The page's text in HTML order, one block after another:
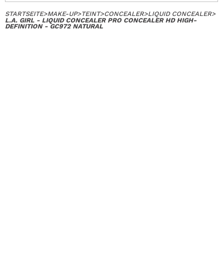
STARTSEITE>MAKE-UP>TEINT>CONCEALER>LIQUID CONCEALER>
L.A. GIRL - LIQUID CONCEALER PRO CONCEALER HD HIGH-
DEFINITION - GC972 NATURAL